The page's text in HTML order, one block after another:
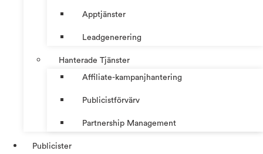
Apptjänster
Leadgenerering
Hanterade Tjänster
Affiliate-kampanjhantering
Publicistförvärv
Partnership Management
Publicister